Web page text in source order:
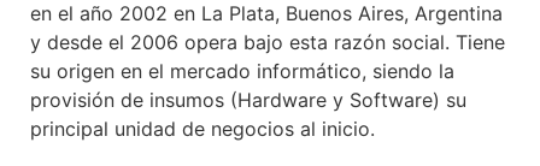
en el año 2002 en La Plata, Buenos Aires, Argentina
y desde el 2006 opera bajo esta razón social. Tiene
su origen en el mercado informático, siendo la
provisión de insumos (Hardware y Software) su
principal unidad de negocios al inicio.